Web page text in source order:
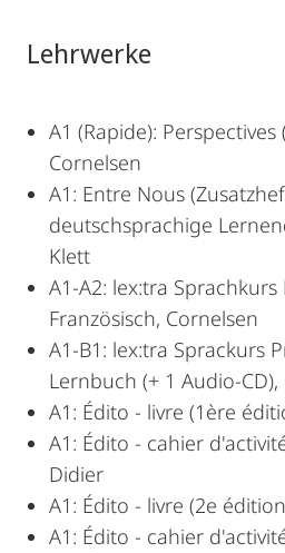
Lehrwerke
A1 (Rapide): Perspectives
Cornelsen
A1: Entre Nous
deutschsprachige
Klett
A1-A2: lex:tra
Französisch, Cornelsen
A1-B1: lex:tra Sprackurs
Lernbuch (+ 1 Audio-
A1: Édito - livre (1ère
A1: Édito - cahier
Didier
A1: Édito - livre (2e
A1: Édito - cahier